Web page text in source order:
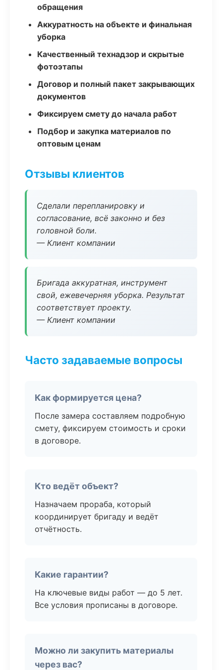
обращения
Аккуратность на объекте и финальная
уборка
Качественный технадзор и скрытые
фотоэтапы
Договор и полный пакет закрывающих
документов
Фиксируем смету до начала работ
Подбор и закупка материалов по
оптовым ценам
Отзывы клиентов
Сделали перепланировку и
согласование, всё законно и без
головной боли.
— Клиент компании
Бригада аккуратная, инструмент
свой, ежевечерняя уборка. Результат
соответствует проекту.
— Клиент компании
Часто задаваемые вопросы
Как формируется цена?
После замера составляем подробную
смету, фиксируем стоимость и сроки
в договоре.
Кто ведёт объект?
Назначаем прораба, который
координирует бригаду и ведёт
отчётность.
Какие гарантии?
На ключевые виды работ — до 5 лет.
Все условия прописаны в договоре.
Можно ли закупить материалы
через вас?